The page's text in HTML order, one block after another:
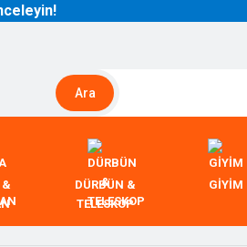
Ara
&
DÜRBÜN &
TELESKOP
GİYİM